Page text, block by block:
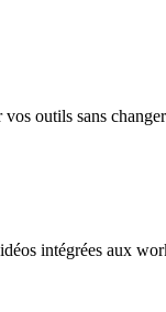
outils sans
intégrées aux